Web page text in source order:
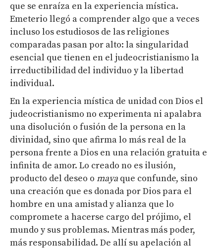
que se enraíza en la experiencia mística.
Emeterio llegó a comprender algo que a veces
incluso los estudiosos de las religiones
comparadas pasan por alto: la singularidad
esencial que tienen en el judeocristianismo la
irreductibilidad del individuo y la libertad
individual.
En la experiencia mística de unidad con Dios el
judeocristianismo no experimenta ni apalabra
una disolución o fusión de la persona en la
divinidad, sino que afirma lo más real de la
persona frente a Dios en una relación gratuita e
infinita de amor. Lo creado no es ilusión,
producto del deseo o maya que confunde, sino
una creación que es donada por Dios para el
hombre en una amistad y alianza que lo
compromete a hacerse cargo del prójimo, el
mundo y sus problemas. Mientras más poder,
más responsabilidad. De allí su apelación al